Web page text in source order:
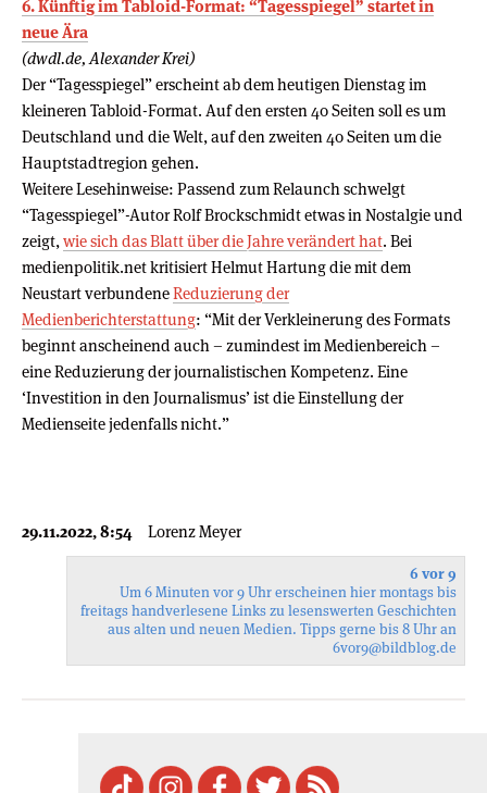
6. Künftig im Tabloid-Format: “Tagesspiegel” startet in
neue Ära
(dwdl.de, Alexander Krei)
Der “Tagesspiegel” erscheint ab dem heutigen Dienstag im
kleineren Tabloid-Format. Auf den ersten 40 Seiten soll es um
Deutschland und die Welt, auf den zweiten 40 Seiten um die
Hauptstadtregion gehen.
Weitere Lesehinweise: Passend zum Relaunch schwelgt
“Tagesspiegel”-Autor Rolf Brockschmidt etwas in Nostalgie und
zeigt, wie sich das Blatt über die Jahre verändert hat. Bei
medienpolitik.net kritisiert Helmut Hartung die mit dem
Neustart verbundeneReduzierung der
Medienberichterstattung: “Mit der Verkleinerung des Formats
beginnt anscheinend auch – zumindest im Medienbereich –
eine Reduzierung der journalistischen Kompetenz. Eine
‘Investition in den Journalismus’ ist die Einstellung der
Medienseite jedenfalls nicht.”
29.11.2022, 8:54 Lorenz Meyer
6 vor 9
Um 6 Minuten vor 9 Uhr erscheinen hier montags bis
freitags handverlesene Links zu lesenswerten Geschichten
aus alten und neuen Medien. Tipps gerne bis 8 Uhr an
6vor9@bildblog.de